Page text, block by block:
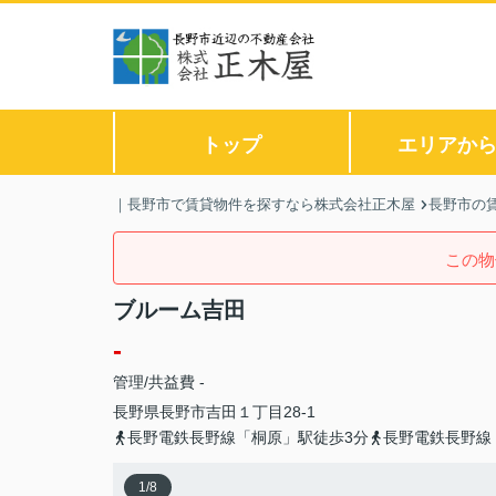
トップ エリアか
｜長野市で賃貸物件を探すなら株式会社正木屋 長野市の
この
ブルーム吉田
-
管理/共益費 -
長野県長野市吉田 １丁目28-1
長野電鉄長野線「桐原」駅徒歩3分
長野電鉄長野
1/8